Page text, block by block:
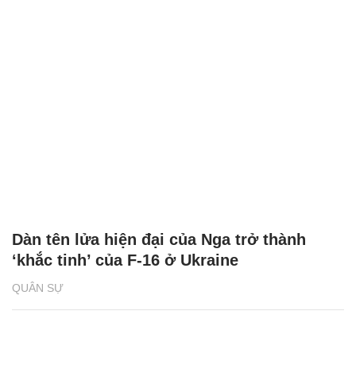
QUÂN SỰ
Dàn tên lửa hiện đại của Nga trở thành
‘khắc tinh’ của F-16 ở Ukraine